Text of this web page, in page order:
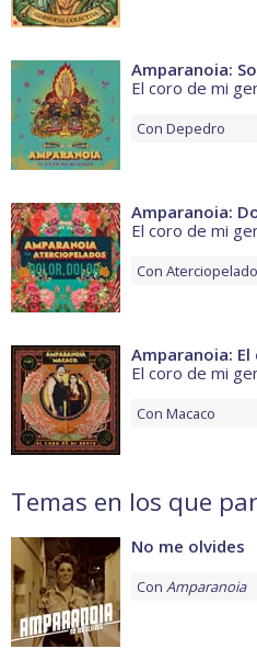
Amparanoia:
El coro de mi
Con Depedro
Amparanoia:
El coro de mi
Con
Amparanoia:
El coro de mi
Con Macaco
Temas en los que
No me olvides
Con Amparanoia